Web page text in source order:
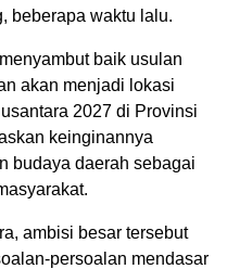
beberapa waktu lalu.
baik usulan
akan menjadi lokasi
2027 di Provinsi
keinginannya
budaya daerah sebagai
ambisi besar tersebut
persoalan mendasar